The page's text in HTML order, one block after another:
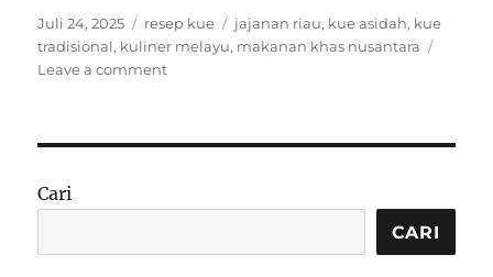
Posted
on
Juli 24, 2025 Categories
resep kue Tags
jajanan riau, kue asidah, kue
tradisional, kuliner melayu, makanan khas nusantara
Leave a commenton
Manis,
dan
Cari
CARI